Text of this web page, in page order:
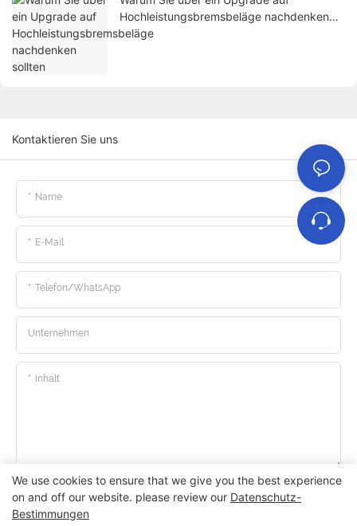
Hochleistungsbremsbeläge nachdenken
sollten
Kontaktieren Sie uns
Name
E-Mail
Telefon/WhatsApp
Unternehmen
Inhalt
Senden Sie Jetzt Anfrage
We use cookies to ensure that we give you the best experience
on and off our website. please review our Datenschutz-
Bestimmungen